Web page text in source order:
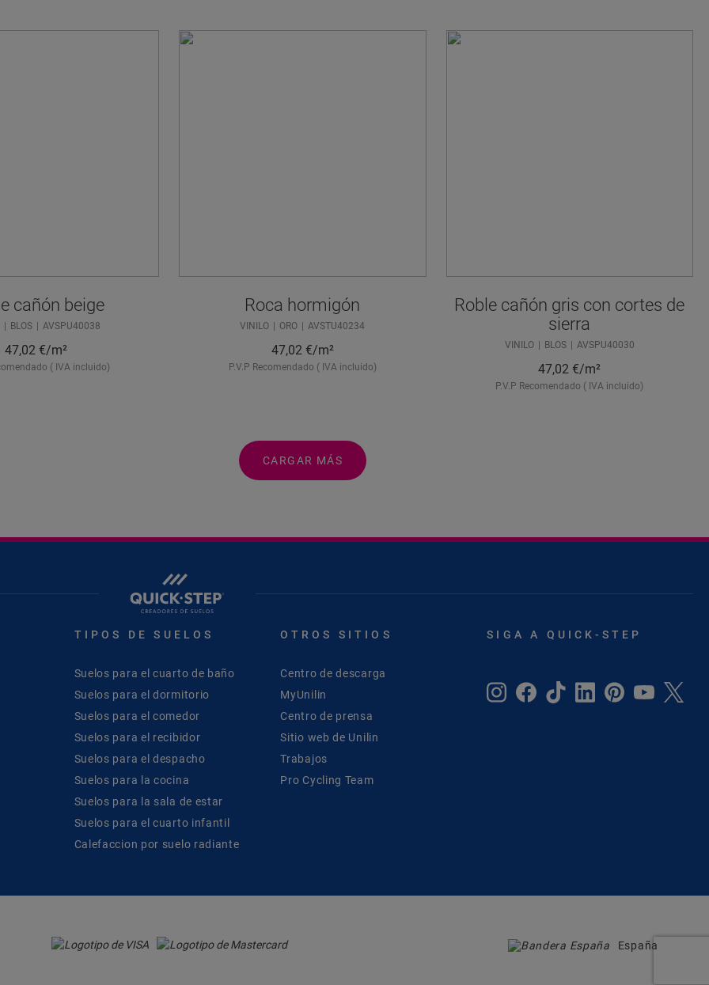
cañón beige
BLOS AVSPU40038
47,02 €/m²
( IVA incluido)
Roca hormigón
VINILO ORO AVSTU40234
47,02 €/m²
P.V.P Recomendado ( IVA incluido)
Roble cañón gris con cortes de
sierra
VINILO BLOS AVSPU40030
47,02 €/m²
P.V.P Recomendado ( IVA incluido)
CARGAR MÁS
TIPOS DE SUELOS
Suelos para el cuarto de baño
Suelos para el dormitorio
Suelos para el comedor
Suelos para el recibidor
Suelos para el despacho
Suelos para la cocina
Suelos para la sala de estar
Suelos para el cuarto infantil
Calefaccion por suelo radiante
OTROS SITIOS
Centro de descarga
MyUnilin
Centro de prensa
Sitio web de Unilin
Trabajos
Pro Cycling Team
SIGA A QUICK-STEP
España